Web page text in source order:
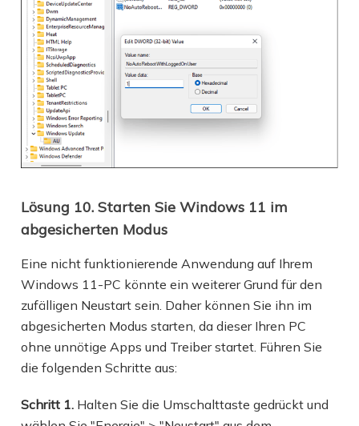
Lösung 10. Starten Sie Windows 11 im
abgesicherten Modus
Eine nicht funktionierende Anwendung auf Ihrem
Windows 11-PC könnte ein weiterer Grund für den
zufälligen Neustart sein. Daher können Sie ihn im
abgesicherten Modus starten, da dieser Ihren PC
ohne unnötige Apps und Treiber startet. Führen Sie
die folgenden Schritte aus:
Schritt 1. Halten Sie die Umschalttaste gedrückt und